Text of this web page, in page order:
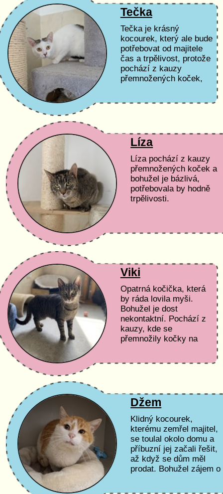
Tečka
Tečka je krásný
kocourek, který ale bude
potřebovat od majitele
čas a trpělivost, protože
pochází z kauzy
přemnožených koček,
Líza
Líza pochází z kauzy
přemnožených koček a
bohužel je bázlivá,
potřebovala by hodně
trpělivosti.
Viki
Opatrná kočička, která
by ráda lovila myši.
Bohužel je dost
nekontaktní. Pochází z
kauzy, kde se
přemnožily kočky na
Džem
Klidný kocourek,
kterému zemřel majitel,
se toulal okolo domu a
příbuzní jej začali řešit,
až když se dům měl
prodat. Bohužel zájem o